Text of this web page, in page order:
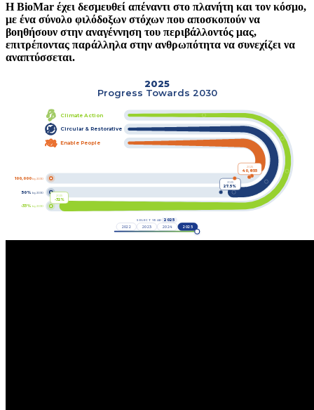
Η BioMar έχει δεσμευθεί απέναντι στο πλανήτη και τον κόσμο,
με ένα σύνολο φιλόδοξων στόχων που αποσκοπούν να
βοηθήσουν στην αναγέννηση του περιβάλλοντός μας,
επιτρέποντας παράλληλα στην ανθρωπότητα να συνεχίζει να
αναπτύσσεται.